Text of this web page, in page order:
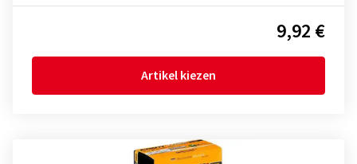
9,92 €
Artikel kiezen